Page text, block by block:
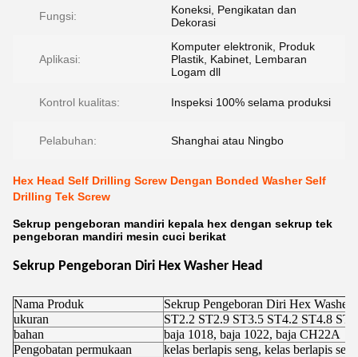
Fungsi:
Koneksi, Pengikatan dan
Dekorasi
Aplikasi:
Komputer elektronik, Produk
Plastik, Kabinet, Lembaran
Logam dll
Kontrol kualitas: Inspeksi 100% selama produksi
Pelabuhan: Shanghai atau Ningbo
Hex Head Self Drilling Screw Dengan Bonded Washer Self
Drilling Tek Screw
Sekrup pengeboran mandiri kepala hex dengan sekrup tek
pengeboran mandiri mesin cuci berikat
Sekrup Pengeboran Diri Hex Washer Head
Nama Produk
Sekrup Pengeboran Diri Hex Washer
ukuran
ST2.2 ST2.9 ST3.5 ST4.2 ST4.8
bahan
baja 1018, baja 1022, baja CH22A
Pengobatan permukaan
kelas berlapis seng, kelas berlapis